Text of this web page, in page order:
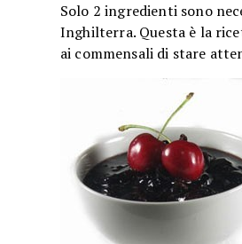
Solo 2 ingredienti sono
Inghilterra. Questa è la
ai commensali di stare